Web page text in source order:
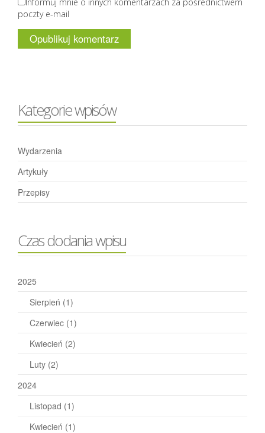
poczty e-mail
Kategorie wpisów
Wydarzenia
Artykuły
Przepisy
Czas dodania wpisu
2025
Sierpień (1)
Czerwiec (1)
Kwiecień (2)
Luty (2)
2024
Listopad (1)
Kwiecień (1)